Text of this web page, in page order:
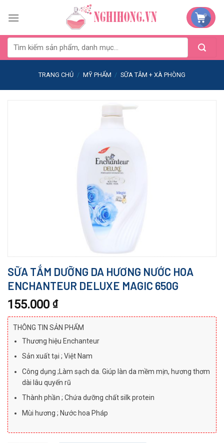
TRANG CHỦ / MỸ PHẨM / SỮA TẮM + XÀ PHÒNG
SỮA TẮM DƯỠNG DA HƯƠNG NƯỚC HOA
ENCHANTEUR DELUXE MAGIC 650G
155.000 ₫
THÔNG TIN SẢN PHẨM
Thương hiệu Enchanteur
Sản xuất tại ; Việt Nam
Công dụng ;Làm sạch da. Giúp làn da mềm mịn, hương thơm
dài lâu quyến rũ
Thành phần ; Chứa dưỡng chất silk protein
Mùi hương ; Nước hoa Pháp